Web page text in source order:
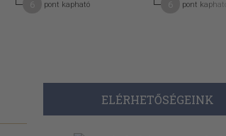
pont kapható pont kapható
ELÉRHETŐSÉGEINK